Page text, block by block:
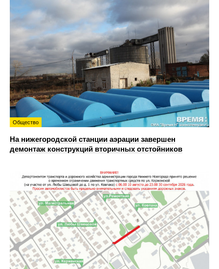
Общество
На нижегородской станции аэрации завершен
демонтаж конструкций вторичных отстойников